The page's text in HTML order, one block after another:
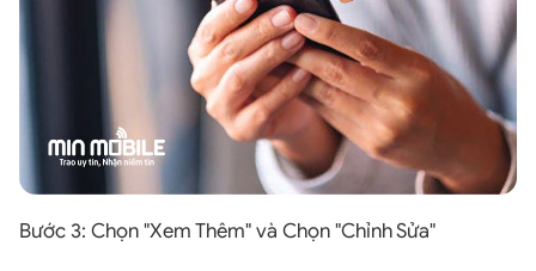
Bước 3: Chọn "Xem Thêm" và Chọn "Chỉnh Sửa"